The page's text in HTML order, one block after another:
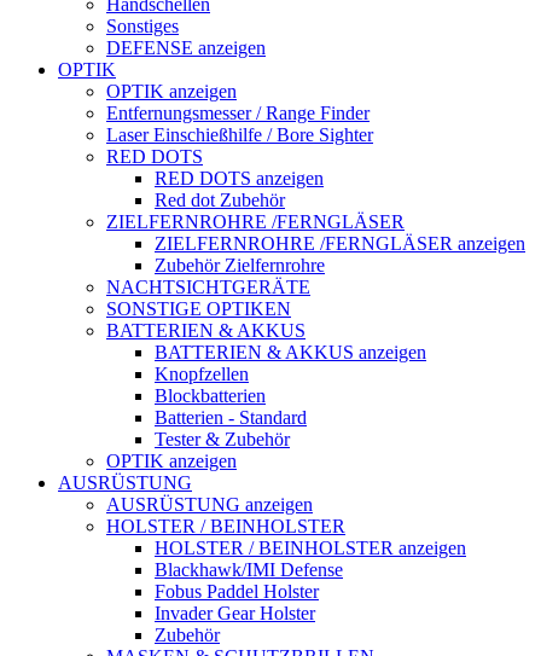
Handschellen
Sonstiges
DEFENSE anzeigen
OPTIK
OPTIK anzeigen
Entfernungsmesser / Range Finder
Laser Einschießhilfe / Bore Sighter
RED DOTS
RED DOTS anzeigen
Red dot Zubehör
ZIELFERNROHRE /FERNGLÄSER
ZIELFERNROHRE /FERNGLÄSER anzeigen
Zubehör Zielfernrohre
NACHTSICHTGERÄTE
SONSTIGE OPTIKEN
BATTERIEN & AKKUS
BATTERIEN & AKKUS anzeigen
Knopfzellen
Blockbatterien
Batterien - Standard
Tester & Zubehör
OPTIK anzeigen
AUSRÜSTUNG
AUSRÜSTUNG anzeigen
HOLSTER / BEINHOLSTER
HOLSTER / BEINHOLSTER anzeigen
Blackhawk/IMI Defense
Fobus Paddel Holster
Invader Gear Holster
Zubehör